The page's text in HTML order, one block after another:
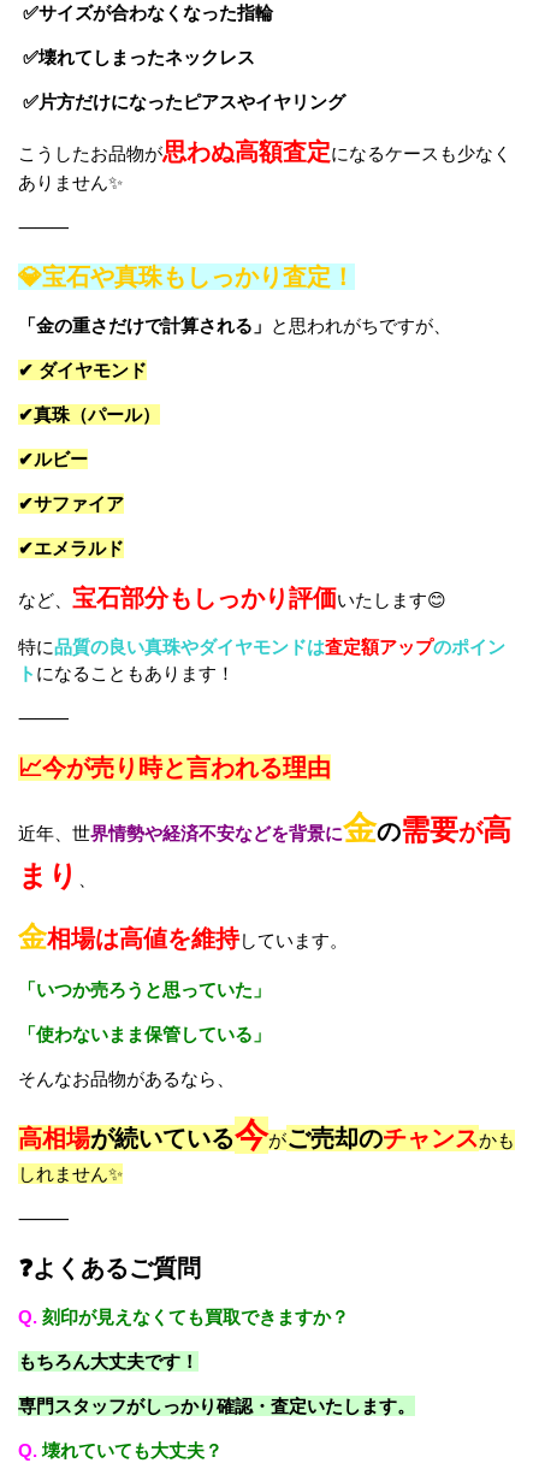
✅サイズが合わなくなった指輪
✅壊れてしまったネックレス
✅片方だけになったピアスやイヤリング
こうしたお品物が思わぬ高額査定になるケースも少なく
ありません✨
⸻
💎宝石や真珠もしっかり査定！
「金の重さだけで計算される」 と思われがちですが、
✔ ダイヤモンド
✔真珠（パール）
✔ルビー
✔サファイア
✔エメラルド
など、 宝石部分もしっかり評価いたします😊
特に品質の良い真珠やダイヤモンドは査定額アップのポイン
ト になることもあります！
⸻
📈今が売り時と言われる理由
近年、世界情勢や経済不安などを背景に金の需要が高
まり
金相場は高値を維持しています。
「いつか売ろうと思っていた」
「使わないまま保管している」
そんなお品物があるなら、
高相場が続いている今がご売却のチャンスかも
しれません✨
⸻
❓よくあるご質問
Q. 刻印が見えなくても買取できますか？
もちろん大丈夫です！
専門スタッフがしっかり確認・査定いたします。
Q.壊れていても大丈夫？